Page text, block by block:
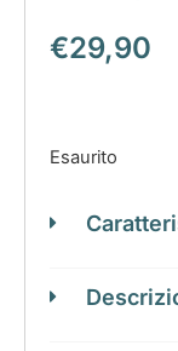
€29,90
Esaurito